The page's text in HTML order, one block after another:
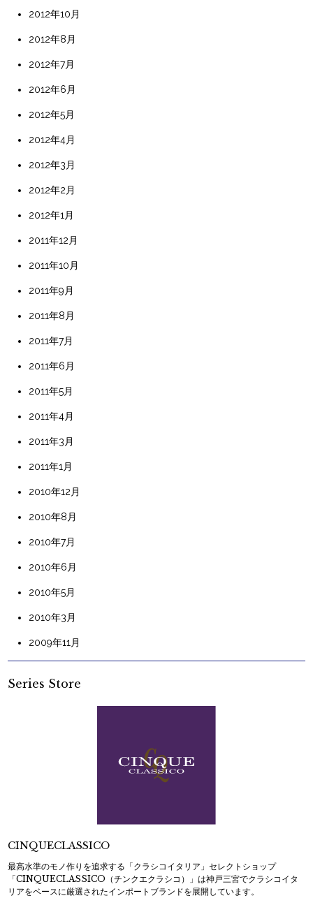
2012年10月
2012年8月
2012年7月
2012年6月
2012年5月
2012年4月
2012年3月
2012年2月
2012年1月
2011年12月
2011年10月
2011年9月
2011年8月
2011年7月
2011年6月
2011年5月
2011年4月
2011年3月
2011年1月
2010年12月
2010年8月
2010年7月
2010年6月
2010年5月
2010年3月
2009年11月
Series Store
CINQUECLASSICO
最高水準のモノ作りを追求する「クラシコイタリア」セレクトショップ
「CINQUECLASSICO（チンクエクラシコ）」は神戸三宮でクラシコイタ
リアをベースに厳選されたインポートブランドを展開しています。